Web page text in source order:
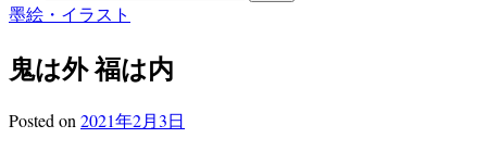
墨絵・イラスト
鬼は外 福は内
Posted on 2021年2月3日